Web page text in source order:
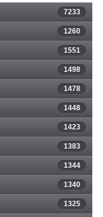
7233
1260
1551
1498
1478
1448
1423
1383
1344
1340
1325